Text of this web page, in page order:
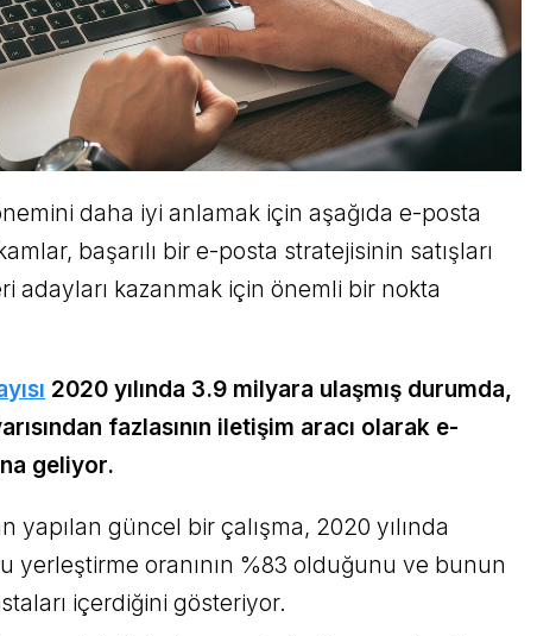
daha iyi anlamak için aşağıda e-posta
başarılı bir e-posta stratejisinin satışları
adayları kazanmak için önemli bir nokta
2020 yılında 3.9 milyara ulaşmış durumda,
fazlasının iletişim aracı olarak e-
geliyor.
yapılan güncel bir çalışma, 2020 yılında
yerleştirme oranının %83 olduğunu ve bunun
içerdiğini gösteriyor.